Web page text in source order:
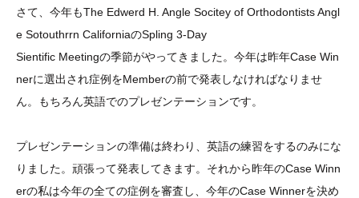
さて、今年もThe Edwerd H. Angle Socitey of Orthodontists Angl
e Sotouthrrn CaliforniaのSpling 3-Day
Sientific Meetingの季節がやってきました。今年は昨年Case Win
nerに選出され症例をMemberの前で発表しなければなりませ
ん。もちろん英語でのプレゼンテーションです。
プレゼンテーションの準備は終わり、英語の練習をするのみにな
りました。頑張って発表してきます。それから昨年のCase Winn
erの私は今年の全ての症例を審査し、今年のCase Winnerを決め